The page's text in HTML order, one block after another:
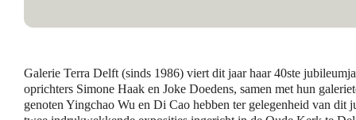
Galerie Terra Delft (sinds 1986) viert dit jaar haar 40ste
oprichters Simone Haak en Joke Doedens, samen met hun
genoten Yingchao Wu en Di Cao hebben ter gelegenheid van dit